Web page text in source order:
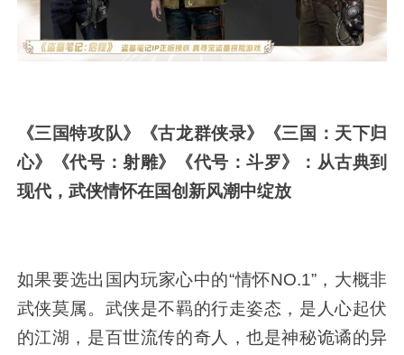
《三国特攻队》《古龙群侠录》《三国：天下归
心》《代号：射雕》《代号：斗罗》：从古典到
现代，武侠情怀在国创新风潮中绽放
如果要选出国内玩家心中的“情怀NO.1”，大概非
武侠莫属。武侠是不羁的行走姿态，是人心起伏
的江湖，是百世流传的奇人，也是神秘诡谲的异